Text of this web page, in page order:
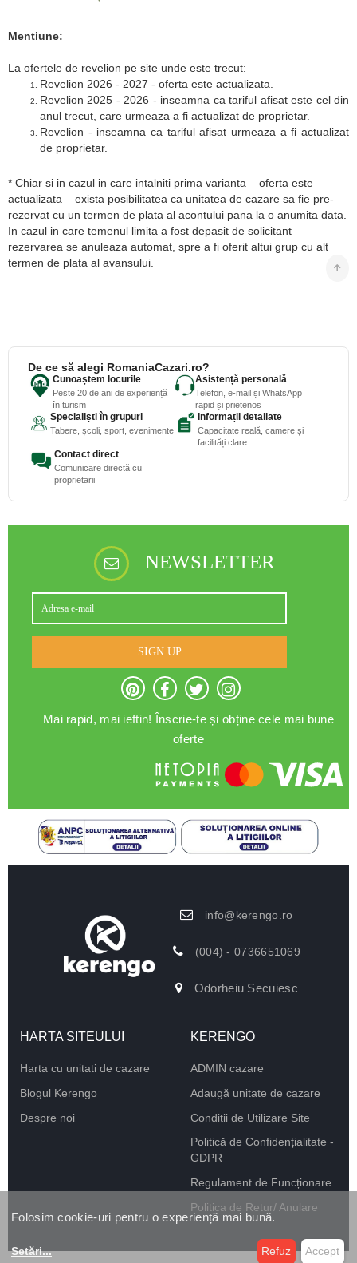
Mentiune:
La ofertele de revelion pe site unde este trecut:
Revelion 2026 - 2027 - oferta este actualizata.
Revelion 2025 - 2026 - inseamna ca tariful afisat este cel din
anul trecut, care urmeaza a fi actualizat de proprietar.
Revelion - inseamna ca tariful afisat urmeaza a fi actualizat
de proprietar.
* Chiar si in cazul in care intalniti prima varianta – oferta este
actualizata – exista posibilitatea ca unitatea de cazare sa fie pre-
rezervat cu un termen de plata al acontului pana la o anumita data.
In cazul in care temenul limita a fost depasit de solicitant
rezervarea se anuleaza automat, spre a fi oferit altui grup cu alt
termen de plata al avansului.
De ce să alegi RomaniaCazari.ro?
Cunoaștem locurile
Peste 20 de ani de experiență
în turism
Asistență personală
Telefon, e-mail și WhatsApp
rapid și prietenos
Specialiști în grupuri
Tabere, școli, sport, evenimente
Informații detaliate
Capacitate reală, camere și
facilități clare
Contact direct
Comunicare directă cu
proprietarii
NEWSLETTER
SIGN UP
Mai rapid, mai ieftin! Înscrie-te și obține cele mai bune
oferte
info@kerengo.ro
(004) - 0736651069
Odorheiu Secuiesc
HARTA SITEULUI
Harta cu unitati de cazare
Blogul Kerengo
Despre noi
KERENGO
ADMIN cazare
Adaugă unitate de cazare
Conditii de Utilizare Site
Politică de Confidențialitate -
GDPR
Regulament de Funcționare
Politica de Retur/ Anulare
Folosim cookie-uri pentru o experiență mai bună.
Setări... Refuz Accept